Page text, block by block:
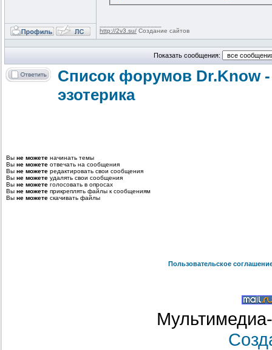
http://2v3.su/ Создание сайтов
Показать сообщения:
Список форумов Dr.Know
эзотерика
Вы не можете начинать темы
Вы не можете отвечать на сообщения
Вы не можете редактировать свои сообщения
Вы не можете удалять свои сообщения
Вы не можете голосовать в опросах
Вы не можете прикреплять файлы к сообщениям
Вы не можете скачивать файлы
Пользовательское